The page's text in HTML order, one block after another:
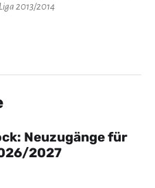
2013/2014
Neuzugänge für
2027